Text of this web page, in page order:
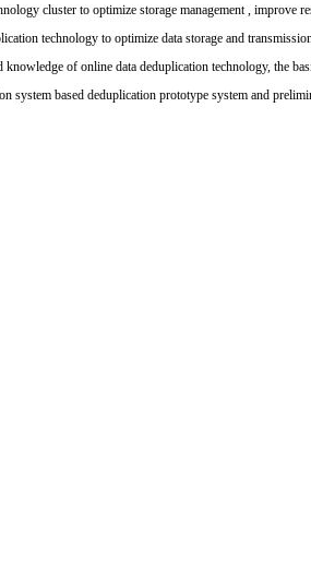
cluster to optimize storage management , improve
technology to optimize data storage and
of online data deduplication technology, the
system based deduplication prototype system and